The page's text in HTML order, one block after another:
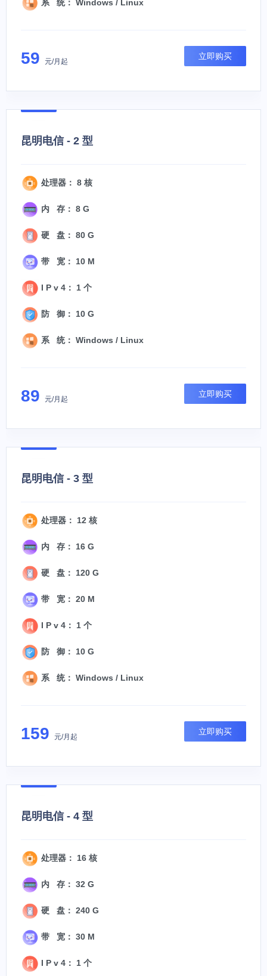
系 统： Windows / Linux
59 元/月起
立即购买
昆明电信 - 2 型
处理器： 8 核
内 存： 8 G
硬 盘： 80 G
带 宽： 10 M
I P v 4： 1 个
防 御： 10 G
系 统： Windows / Linux
89 元/月起
立即购买
昆明电信 - 3 型
处理器： 12 核
内 存： 16 G
硬 盘： 120 G
带 宽： 20 M
I P v 4： 1 个
防 御： 10 G
系 统： Windows / Linux
159 元/月起
立即购买
昆明电信 - 4 型
处理器： 16 核
内 存： 32 G
硬 盘： 240 G
带 宽： 30 M
I P v 4： 1 个